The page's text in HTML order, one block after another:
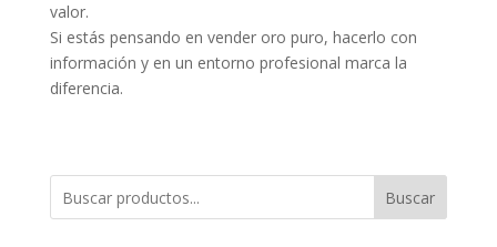
valor.
Si estás pensando en vender oro puro, hacerlo con
información y en un entorno profesional marca la
diferencia.
Buscar